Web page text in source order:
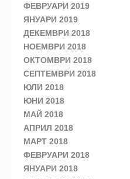
ФЕВРУАРИ 2019
ЯНУАРИ 2019
ДЕКЕМВРИ 2018
НОЕМВРИ 2018
ОКТОМВРИ 2018
СЕПТЕМВРИ 2018
ЮЛИ 2018
ЮНИ 2018
МАЙ 2018
АПРИЛ 2018
МАРТ 2018
ФЕВРУАРИ 2018
ЯНУАРИ 2018